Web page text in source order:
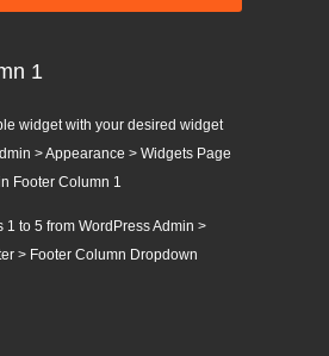
1
widget with your desired widget
> Appearance > Widgets Page
Footer Column 1
1 to 5 from WordPress Admin >
> Footer Column Dropdown